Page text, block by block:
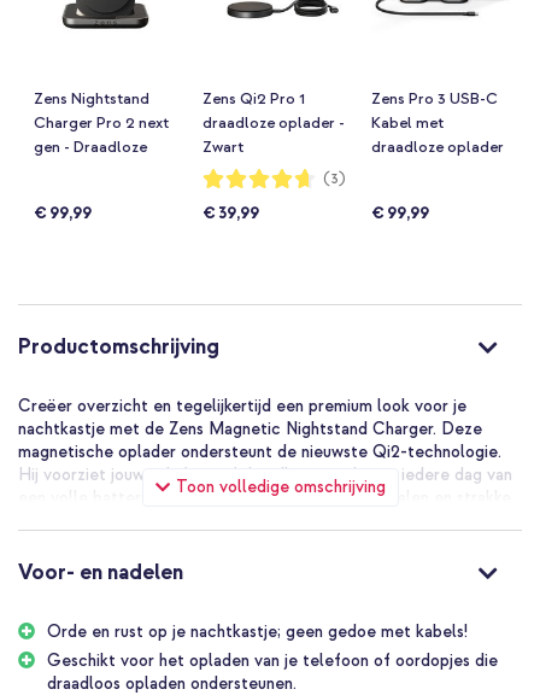
Zens Nightstand
Charger Pro 2 next
gen - Draadloze
Apple Watch -
€ 99,99
Zens Qi2 Pro 1
draadloze oplader -
Zwart
Waardering:
93%
(3)
€ 39,99
Zens Pro 3 USB-C
Kabel met
draadloze oplader
Watch - MagSafe en
€ 99,99
Productomschrijving
Toon volledige omschrijving
Creëer overzicht en tegelijkertijd een premium look voor je
nachtkastje met de Zens Magnetic Nightstand Charger. Deze
magnetische oplader ondersteunt de nieuwste Qi2-technologie.
Hij voorziet jouw telefoon of draadloze oordopjes iedere dag van
een volle batterij. Dankzij de hoogwaardige materialen en strakke
te zien met wekker, het weerbericht of je agenda. De oplader is
ook geschikt voor Android-telefoons en oordopjes die draadloos
opladen ondersteunen.
Voor- en nadelen
Orde en rust op je nachtkastje; geen gedoe met kabels!
Geschikt voor het opladen van je telefoon of oordopjes die
draadloos opladen ondersteunen.